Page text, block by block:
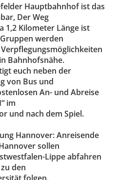
Hauptbahnhof ist das
Der Weg
1,2 Kilometer Länge ist
werden
Bahnhofsnähe.
euch neben der
von Bus und
An- und Abreise
im
und nach dem Spiel.
Hannover: Anreisende
sollen
Lippe abfahren
den